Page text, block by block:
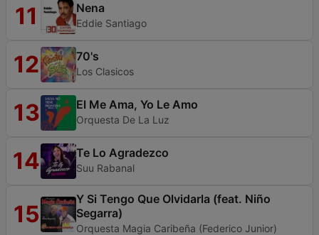
11 Nena
Eddie Santiago
12 70's
Los Clasicos
13 El Me Ama, Yo Le Amo
Orquesta De La Luz
14 Te Lo Agradezco
Suu Rabanal
15
Y Si Tengo Que Olvidarla (feat. Niño
Segarra)
Orquesta Magia Caribeña (Federico Junior)